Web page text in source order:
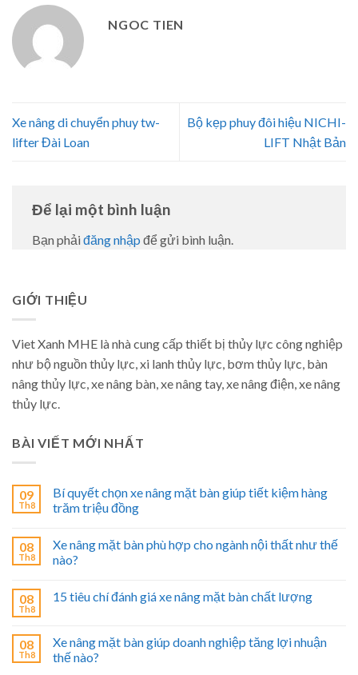
NGOC TIEN
Xe nâng di chuyển phuy tw-
lifter Đài Loan
Bộ kẹp phuy đôi hiệu NICHI-
LIFT Nhật Bản
Để lại một bình luận
Bạn phải đăng nhập để gửi bình luận.
GIỚI THIỆU
Viet Xanh MHE là nhà cung cấp thiết bị thủy lực công nghiệp
như bộ nguồn thủy lực, xi lanh thủy lực, bơm thủy lực, bàn
nâng thủy lực, xe nâng bàn, xe nâng tay, xe nâng điện, xe nâng
thủy lực.
BÀI VIẾT MỚI NHẤT
09
Th8
Bí quyết chọn xe nâng mặt bàn giúp tiết kiệm hàng
trăm triệu đồng
08
Th8
Xe nâng mặt bàn phù hợp cho ngành nội thất như thế
nào?
08
Th8
15 tiêu chí đánh giá xe nâng mặt bàn chất lượng
08
Th8
Xe nâng mặt bàn giúp doanh nghiệp tăng lợi nhuận
thế nào?